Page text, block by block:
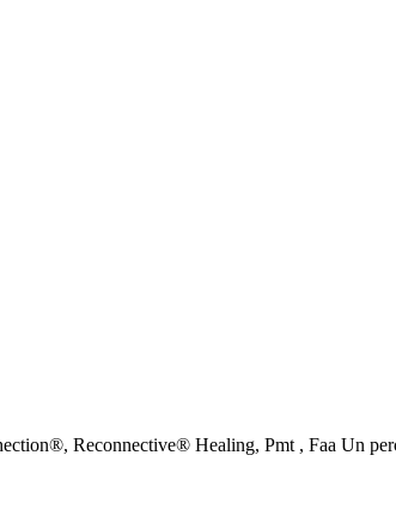
Reconnective® Healing, Pmt , Faa Un